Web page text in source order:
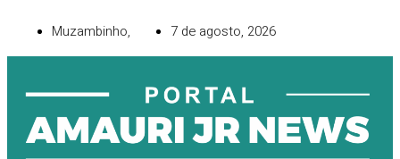
Muzambinho, 7 de agosto, 2026